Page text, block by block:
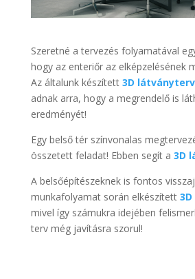
Szeretné a tervezés folyamatával
hogy az enteriőr az elképzelésének
Az általunk készített 3D
adnak arra, hogy a megrendelő is
eredményét!
Egy belső tér színvonalas
összetett feladat! Ebben segít a 3D
A belsőépítészeknek is fontos
munkafolyamat során elkészített
mivel így számukra idejében
terv még javításra szorul!